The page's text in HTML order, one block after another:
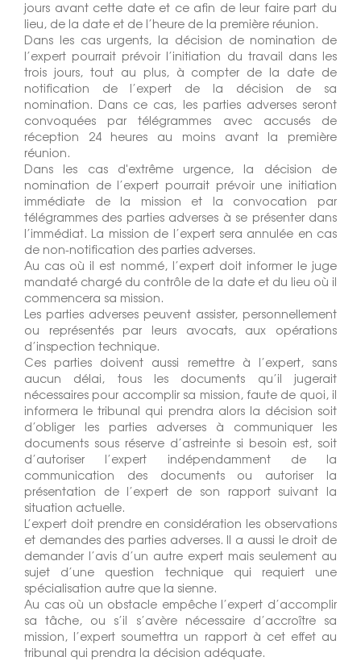
jours avant cette date et ce afin de leur faire part du
lieu, de la date et de l’heure de la première réunion.
Dans les cas urgents, la décision de nomination de
l’expert pourrait prévoir l’initiation du travail dans les
trois jours, tout au plus, à compter de la date de
notification de l’expert de la décision de sa
nomination. Dans ce cas, les parties adverses seront
convoquées par télégrammes avec accusés de
réception 24 heures au moins avant la première
réunion.
Dans les cas d'extrême urgence, la décision de
nomination de l’expert pourrait prévoir une initiation
immédiate de la mission et la convocation par
télégrammes des parties adverses à se présenter dans
l’immédiat. La mission de l’expert sera annulée en cas
de non-notification des parties adverses.
Au cas où il est nommé, l’expert doit informer le juge
mandaté chargé du contrôle de la date et du lieu où il
commencera sa mission.
Les parties adverses peuvent assister, personnellement
ou représentés par leurs avocats, aux opérations
d’inspection technique.
Ces parties doivent aussi remettre à l’expert, sans
aucun délai, tous les documents qu’il jugerait
nécessaires pour accomplir sa mission, faute de quoi, il
informera le tribunal qui prendra alors la décision soit
d’obliger les parties adverses à communiquer les
documents sous réserve d’astreinte si besoin est, soit
d’autoriser l’expert indépendamment de la
communication des documents ou autoriser la
présentation de l’expert de son rapport suivant la
situation actuelle.
L’expert doit prendre en considération les observations
et demandes des parties adverses. Il a aussi le droit de
demander l’avis d’un autre expert mais seulement au
sujet d’une question technique qui requiert une
spécialisation autre que la sienne.
Au cas où un obstacle empêche l’expert d’accomplir
sa tâche, ou s’il s’avère nécessaire d’accroître sa
mission, l’expert soumettra un rapport à cet effet au
tribunal qui prendra la décision adéquate.